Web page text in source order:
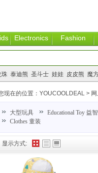
Electronics Fashion
珠 泰迪熊 圣斗士 娃娃 皮皮熊 魔
显示方式:
现在的位置： YOUCOOLDEAL >
大型玩具
Educational Toy 益
Clothes 童装